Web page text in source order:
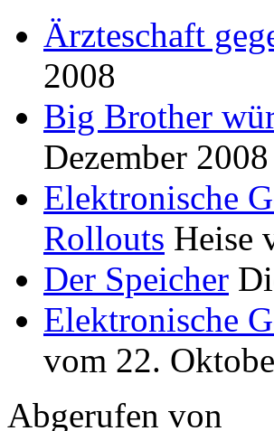
Ärzteschaft
2008
Big Brother
Dezember 2008
Elektronische
Rollouts Heise
Der Speicher
Elektronische
vom 22.
Abgerufen von